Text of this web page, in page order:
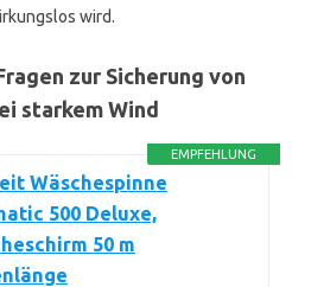
wird.
zur Sicherung von
starkem Wind
EMPFEHLUNG
Wäschespinne
500 Deluxe,
50 m